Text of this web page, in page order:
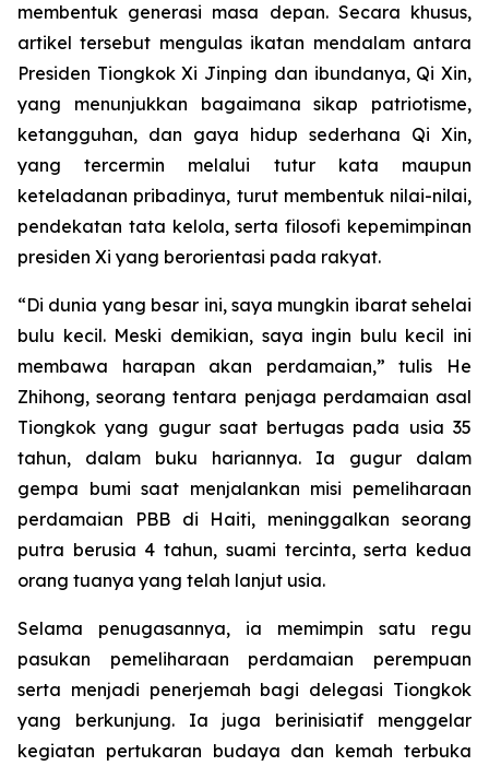
membentuk generasi masa depan. Secara khusus,
artikel tersebut mengulas ikatan mendalam antara
Presiden Tiongkok Xi Jinping dan ibundanya, Qi Xin,
yang menunjukkan bagaimana sikap patriotisme,
ketangguhan, dan gaya hidup sederhana Qi Xin,
yang tercermin melalui tutur kata maupun
keteladanan pribadinya, turut membentuk nilai-nilai,
pendekatan tata kelola, serta filosofi kepemimpinan
presiden Xi yang berorientasi pada rakyat.
“Di dunia yang besar ini, saya mungkin ibarat sehelai
bulu kecil. Meski demikian, saya ingin bulu kecil ini
membawa harapan akan perdamaian,” tulis He
Zhihong, seorang tentara penjaga perdamaian asal
Tiongkok yang gugur saat bertugas pada usia 35
tahun, dalam buku hariannya. Ia gugur dalam
gempa bumi saat menjalankan misi pemeliharaan
perdamaian PBB di Haiti, meninggalkan seorang
putra berusia 4 tahun, suami tercinta, serta kedua
orang tuanya yang telah lanjut usia.
Selama penugasannya, ia memimpin satu regu
pasukan pemeliharaan perdamaian perempuan
serta menjadi penerjemah bagi delegasi Tiongkok
yang berkunjung. Ia juga berinisiatif menggelar
kegiatan pertukaran budaya dan kemah terbuka